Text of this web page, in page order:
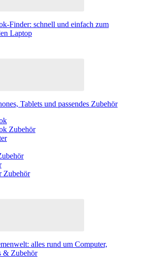
Finder: schnell und einfach zum
Laptop
Tablets und passendes Zubehör
Zubehör
Zubehör
alles rund um Computer,
& Zubehör